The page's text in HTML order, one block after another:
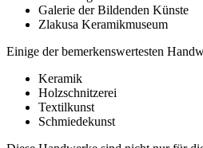
Galerie der Bildenden Künste
Zlakusa Keramikmuseum
Einige der bemerkenswertesten
Keramik
Holzschnitzerei
Textilkunst
Schmiedekunst